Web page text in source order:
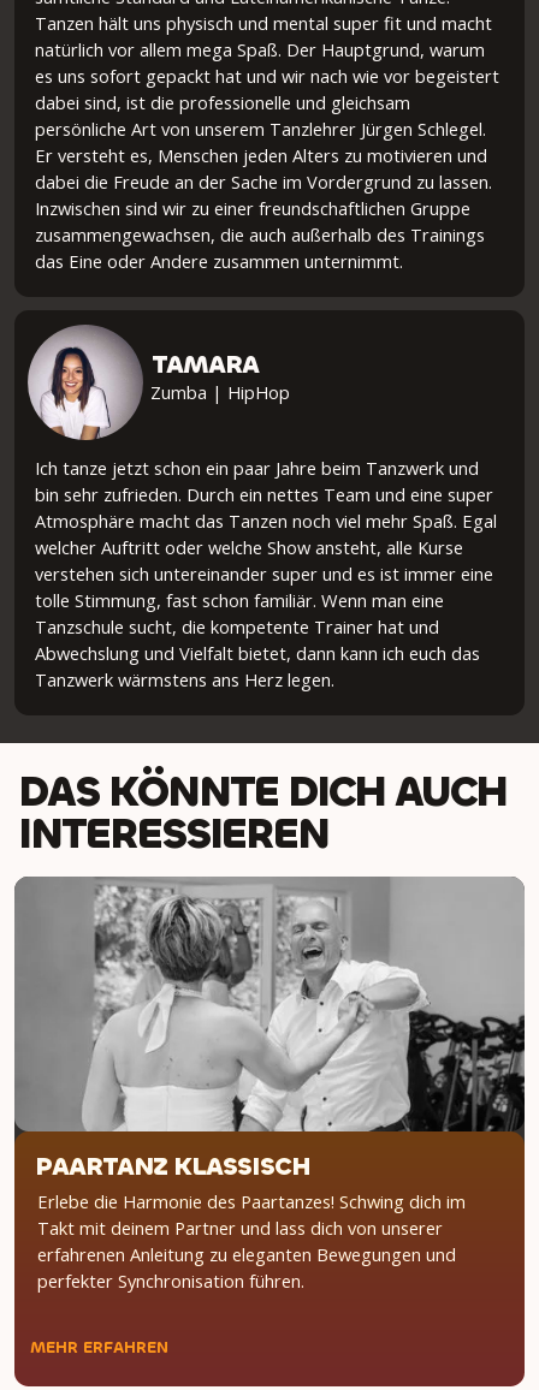
Tanzen hält uns physisch und mental super fit und macht
natürlich vor allem mega Spaß. Der Hauptgrund, warum
es uns sofort gepackt hat und wir nach wie vor begeistert
dabei sind, ist die professionelle und gleichsam
persönliche Art von unserem Tanzlehrer Jürgen Schlegel.
Er versteht es, Menschen jeden Alters zu motivieren und
dabei die Freude an der Sache im Vordergrund zu lassen.
Inzwischen sind wir zu einer freundschaftlichen Gruppe
zusammengewachsen, die auch außerhalb des Trainings
das Eine oder Andere zusammen unternimmt.
TAMARA
Zumba | HipHop
Ich tanze jetzt schon ein paar Jahre beim Tanzwerk und
bin sehr zufrieden. Durch ein nettes Team und eine super
Atmosphäre macht das Tanzen noch viel mehr Spaß. Egal
welcher Auftritt oder welche Show ansteht, alle Kurse
verstehen sich untereinander super und es ist immer eine
tolle Stimmung, fast schon familiär. Wenn man eine
Tanzschule sucht, die kompetente Trainer hat und
Abwechslung und Vielfalt bietet, dann kann ich euch das
Tanzwerk wärmstens ans Herz legen.
DAS KÖNNTE DICH AUCH
INTERESSIEREN
PAARTANZ KLASSISCH
Erlebe die Harmonie des Paartanzes! Schwing dich im
Takt mit deinem Partner und lass dich von unserer
erfahrenen Anleitung zu eleganten Bewegungen und
perfekter Synchronisation führen.
MEHR ERFAHREN